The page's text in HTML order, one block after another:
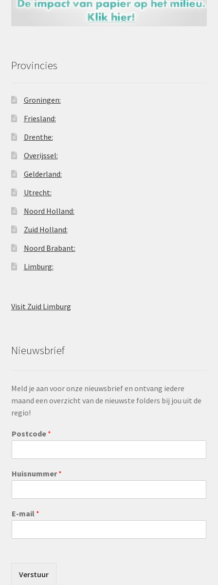
Provincies
Groningen:
Friesland:
Drenthe:
Overijssel:
Gelderland:
Utrecht:
Noord Holland:
Zuid Holland:
Noord Brabant:
Limburg:
Visit Zuid Limburg
Nieuwsbrief
Meld je aan voor onze nieuwsbrief en ontvang iedere
maand een overzicht van de nieuwste folders bij jou uit de
regio!
Postcode *
Huisnummer*
E-mail *
Verstuur